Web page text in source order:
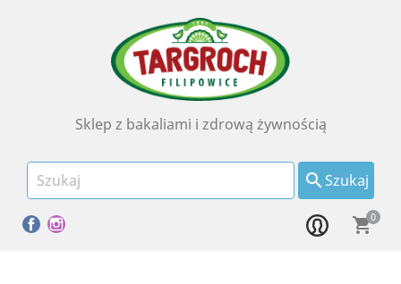
Szukaj
Sklep z bakaliami i zdrową żywnością
Facebook shopping_cart0